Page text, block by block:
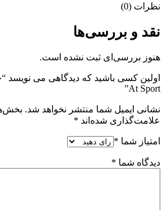
نظرات (0)
نقد و بررسی‌ها
هنوز بررسی‌ای ثبت نشده است.
اولین کسی باشید که دیدگاهی می
At Sport”
نشانی ایمیل شما منتشر نخواهد شد.
علامت‌گذاری شده‌اند *
امتیاز شما *
دیدگاه شما *